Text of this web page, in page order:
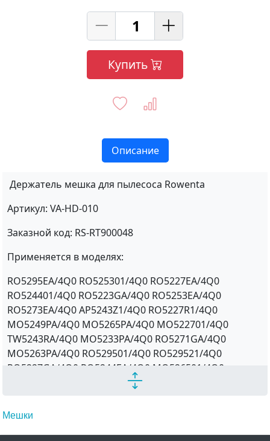
Купить
Описание
Держатель мешка для пылесоса Rowenta
Артикул: VA-HD-010
Заказной код: RS-RT900048
Применяется в моделях:
RO5295EA/4Q0 RO525301/4Q0 RO5227EA/4Q0
RO524401/4Q0 RO5223GA/4Q0 RO5253EA/4Q0
RO5273EA/4Q0 AP5243Z1/4Q0 RO5227R1/4Q0
MO5249PA/4Q0 MO5265PA/4Q0 MO522701/4Q0
TW5243RA/4Q0 MO5233PA/4Q0 RO5271GA/4Q0
MO5263PA/4Q0 RO529501/4Q0 RO529521/4Q0
RO5227GA/4Q0 RO5244EA/4Q0 MO526501/4Q0
RO522701/4Q0 RO5255GA/4Q0 TW5295RA/4Q0
MO526301/4Q0 MO5221PA/4Q0 TW524388/4Q0
Мешки